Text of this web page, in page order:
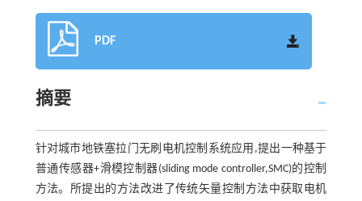
PDF
摘要
针对城市地铁塞拉门无刷电机控制系统应用,提出一种基于
普通传感器+滑模控制器(sliding mode controller,SMC)的控制
方法。所提出的方法改进了传统矢量控制方法中获取电机